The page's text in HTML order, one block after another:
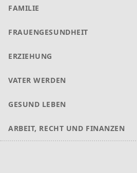
FAMILIE
FRAUENGESUNDHEIT
ERZIEHUNG
VATER WERDEN
GESUND LEBEN
ARBEIT, RECHT UND FINANZEN